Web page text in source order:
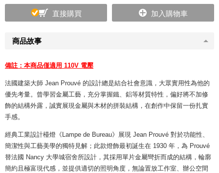
商品故事
備註：本商品僅適用 110V 電壓
法國建築大師 Jean Prouvé 的設計總是結合社會意識，大眾實用性為他的
優先考量。曾學習金屬工藝，充分掌握鐵、鋁等材質特性，偏好將不加修
飾的結構外露，誠實展現金屬與木材的拼裝結構，在創作中保留一份扎實
手感。
經典工業設計檯燈《Lampe de Bureau》展現 Jean Prouvé 對於功能性、
簡潔性與工藝美學的獨特見解；此款燈飾最初誕生在 1930 年，為 Prouvé
替法國 Nancy 大學城宿舍所設計，其採用單片金屬彎折而成的結構，輪廓
簡約且極富現代感，並提供適切的照明角度，無論置放工作室、辦公空間
直接購買 加入購物車